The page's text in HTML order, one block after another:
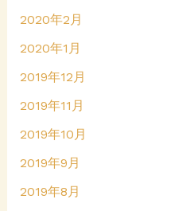
2020年2月
2020年1月
2019年12月
2019年11月
2019年10月
2019年9月
2019年8月